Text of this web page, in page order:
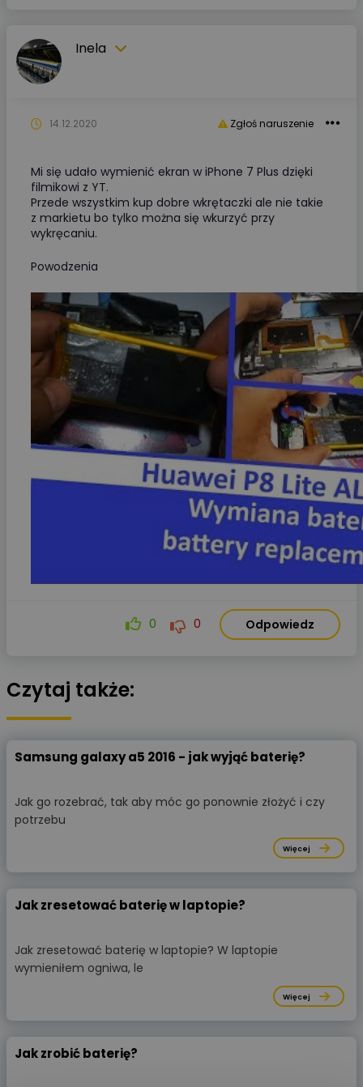
Inela
Zgłoś naruszenie
14.12.2020
Mi się udało wymienić ekran w iPhone 7 Plus dzięki
filmikowi z YT.
Przede wszystkim kup dobre wkrętaczki ale nie takie
z markietu bo tylko można się wkurzyć przy
wykręcaniu.
Powodzenia
0 0 Odpowiedz
Czytaj także:
Samsung galaxy a5 2016 - jak wyjąć baterię?
Jak go rozebrać, tak aby móc go ponownie złożyć i czy
potrzebu
Więcej
Jak zresetować baterię w laptopie?
Jak zresetować baterię w laptopie? W laptopie
wymieniłem ogniwa, le
Więcej
Jak zrobić baterię?